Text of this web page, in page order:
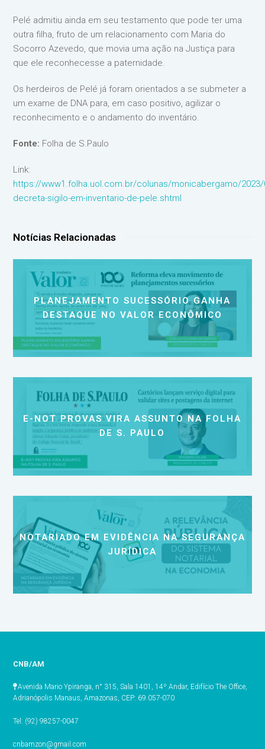
Pelé admitiu ainda em seu testamento que pode ter uma
outra filha, fruto de um relacionamento com Maria do
Socorro Azevedo, que movia uma ação na Justiça para
que ele reconhecesse a paternidade.
Os herdeiros de Pelé já foram orientados a se submeter a
um exame de DNA para, em caso positivo, agilizar o
reconhecimento e o andamento do inventário.
Fonte: Folha de S.Paulo
Link:
https://www1.folha.uol.com.br/colunas/monicabergamo/
decreta-sigilo-em-inventario-de-pele.shtml
Notícias Relacionadas
PLANEJAMENTO SUCESSÓRIO GANHA
DESTAQUE NO VALOR ECONÔMICO
E-NOT PROVAS VIRA ASSUNTO NA FOLHA
DE S. PAULO
NOTARIADO EM EVIDÊNCIA NA SEGURANÇA
JURÍDICA
CNB/AM
Avenida Mario Ypiranga, n° 315, Sala 1401, 14º Andar, Edifício The Office,
Adrianópolis Manaus, Amazonas, CEP: 69.057-070
Tel: (92) 98257-0047
cnbamzon@gmail.com